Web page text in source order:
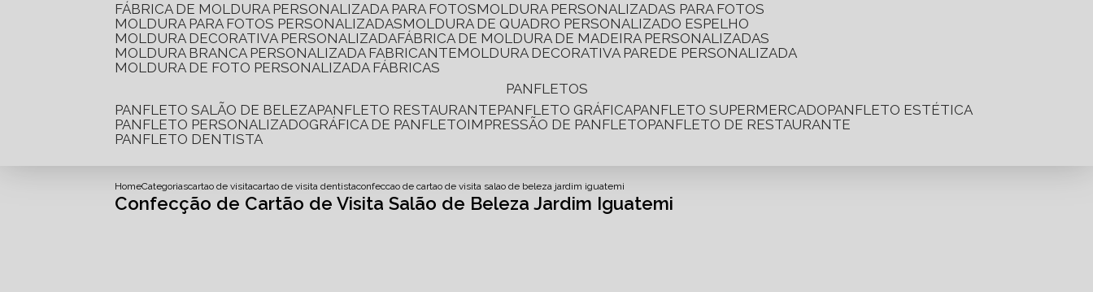
FÁBRICA DE MOLDURA PERSONALIZADA PARA FOTOS
MOLDURA PERSONALIZADAS PARA FOTOS
MOLDURA PARA FOTOS PERSONALIZADAS
MOLDURA DE QUADRO PERSONALIZADO ESPELHO
MOLDURA DECORATIVA PERSONALIZADA FÁBRICA DE MOLDURA DE MADEIRA PERSONALIZADAS
MOLDURA BRANCA PERSONALIZADA FABRICANTE
MOLDURA DECORATIVA PAREDE PERSONALIZADA
MOLDURA DE FOTO PERSONALIZADA FÁBRICAS
PANFLETOS
PANFLETO SALÃO DE BELEZA PANFLETO RESTAURANTE PANFLETO GRÁFICA PANFLETO SUPERMERCADO PANFLETO ESTÉTICA
PANFLETO PERSONALIZADO
GRÁFICA DE PANFLETO IMPRESSÃO DE PANFLETO PANFLETO DE RESTAURANTE
PANFLETO DENTISTA
HomeCategoriascartao de visitacartao de visita dentistaconfeccao de cartao de visita salao de beleza jardim iguatemi
Confecção de Cartão de Visita Salão de Beleza Jardim Iguatemi